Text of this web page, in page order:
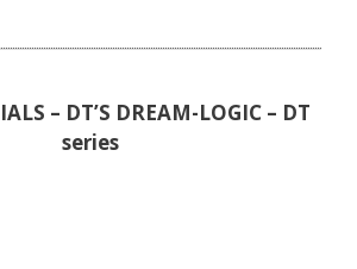
– DT’S DREAM-LOGIC – DT
series